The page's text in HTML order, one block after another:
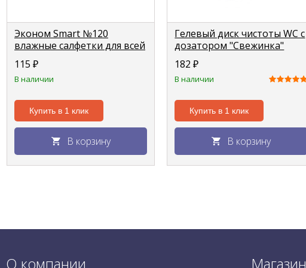
Эконом Smart №120
влажные салфетки для всей
семьи с
антибактериальным
эффектом
115 ₽
В наличии
Купить в 1 клик
В корзину
Гелевый диск чистоты WC с
дозатором "Свежинка"
лимон, 6шт
182₽
В наличии
Купить в 1 клик
В корзину
О компании Магазин